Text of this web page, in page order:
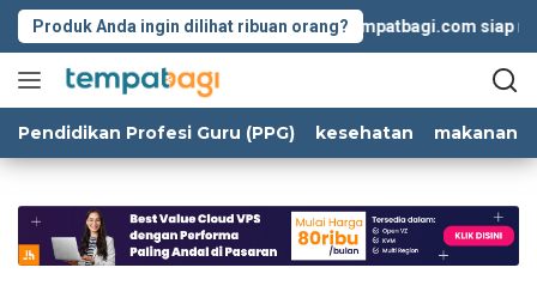
Langsung
Produk Anda ingin dilihat ribuan orang?Tempatbagi.com siap
Pendidikan Profesi Guru (PPG) kesehatan makanan